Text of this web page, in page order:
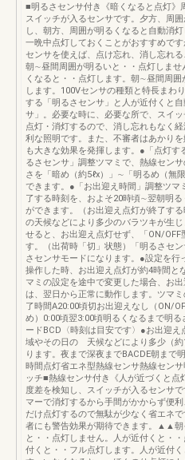
■明るさセンサ付き《暗くなると点灯》
スイッチが入るセンサです。夕方、周
し、朝方、周囲が明るくなると自動消灯
一晩中点灯しておくことがおすすめで
センサを使えば、点け忘れ、消し忘れる
朝∼昼間周囲が明るいと・・点灯しま
くなると・・点灯します。朝∼昼間周
します。100Vセンサの種類と特長まわ
する「明るさセンサ」と人が近付くと
サ」。必要な時に、必要な所で、スイ
点灯・消灯するので、消し忘れもなく
利な照明です。また、不審者はあかり
も大きな効果を発揮します。●「点灯す
るさセンサ」調整ツマミで、熱線セン
さを「暗め（約5ℓx）」∼「明るめ（無
できます。●「お出迎え時間」調整ツマ
了する時刻を、およそ20時頃∼翌朝明
ができます。（お出迎え点灯が終了す
の天候などにより多少のバラツキが生
せると、お出迎え点灯せず、「ON/OFF
す。（出荷時「切」状態）「明るさセ
さセンサモードになります。●設定を行
操作した時、お出迎え点灯が約4時間と
マミの設定を途中で変更した場合、お
は、翌日から正常に動作します。ツマ
了時間A20:00頃切お出迎えなし（ON/
め）0:00頃翌3:00頃明るくなるまで明
ードBCD〈時刻は目安です〉●お出迎え
域やその日の 天候などにより多少（約
ります。夜まで深夜までBACDE朝まで
時間点灯省エネ型熱線センサ熱線セン
ッチ■熱線センサ付き《人が近づくと点
度差を検知し、スイッチが入るセンサ
マーで消灯するから手間がかからず便
だけ点灯するので無駄が少なく省エネ
者にも警告効果が期待できます。▲▲
と・・点灯しません。人が近付くと・
付くと・・フル点灯します。人が近付